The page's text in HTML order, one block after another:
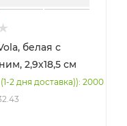
белая с
2,9х18,5 см
2 дня доставка)): 2000